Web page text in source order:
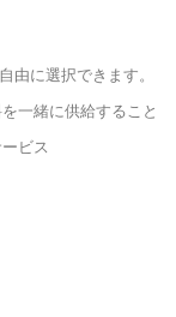
由に選択できます。
一緒に供給すること
ビス